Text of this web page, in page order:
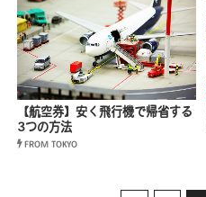
【航空券】安く飛行機で帰省する
3つの方法
FROM TOKYO